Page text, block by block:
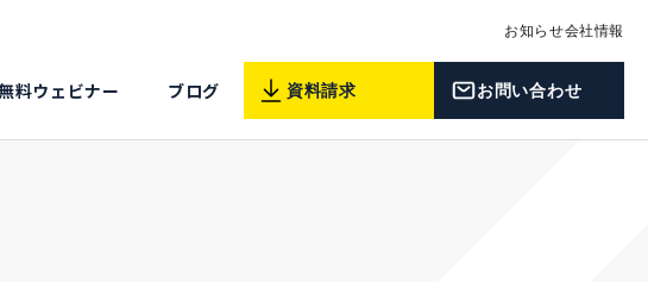
お知らせ会社情報
料ウェビナー ブログ 資料請求 お問い合わせ